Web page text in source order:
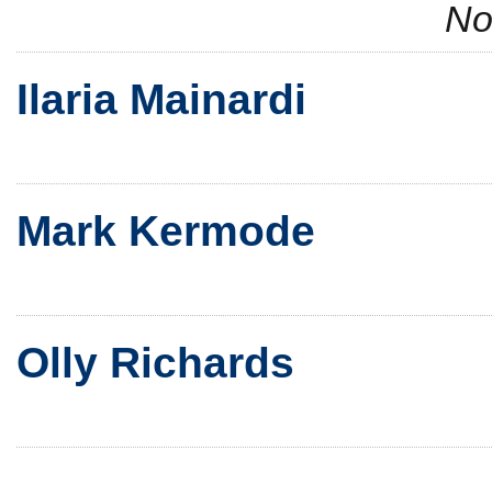
Ilaria Mainardi
Mark Kermode
Olly Richards